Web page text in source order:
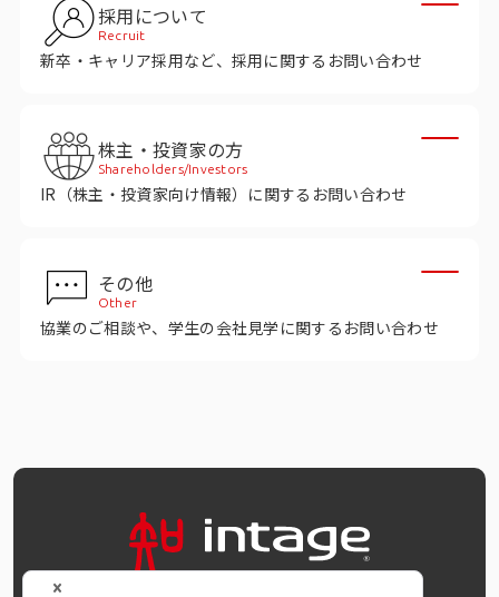
採用情報
採用について
Recruit
新卒・キャリア採用など、採用に関するお問い合わせ
株主・投資家の方
Shareholders/Investors
IR（株主・投資家向け情報）に関するお問い合わせ
その他
Other
協業のご相談や、学生の会社見学に関するお問い合わせ